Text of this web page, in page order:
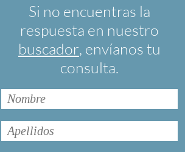
cuyo objetivo es colaborar con el buen uso del
español en los medios de comunicación y en
Internet.
Si no encuentras la
respuesta en nuestro
buscador, envíanos tu
consulta.